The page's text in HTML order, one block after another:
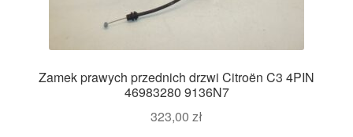
Zamek prawych przednich drzwi Citroën C3 4PIN
46983280 9136N7
323,00 zł